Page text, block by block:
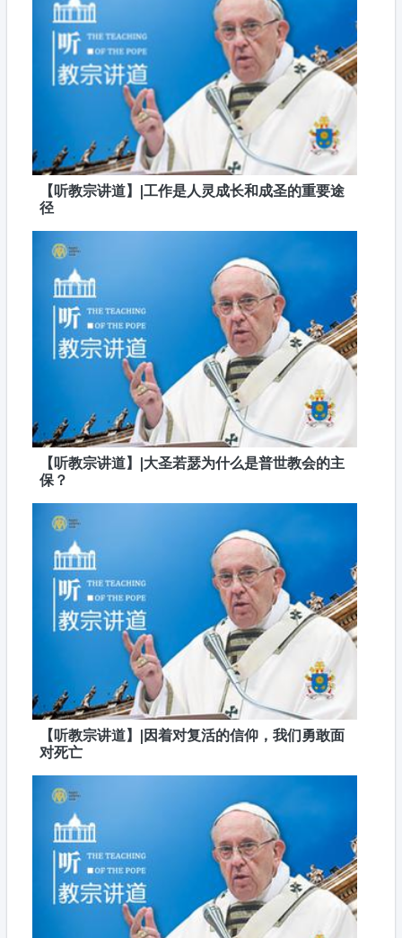
【听教宗讲道】|工作是人灵成长和成圣的重要途
径
【听教宗讲道】|大圣若瑟为什么是普世教会的主
保？
【听教宗讲道】|因着对复活的信仰，我们勇敢面
对死亡